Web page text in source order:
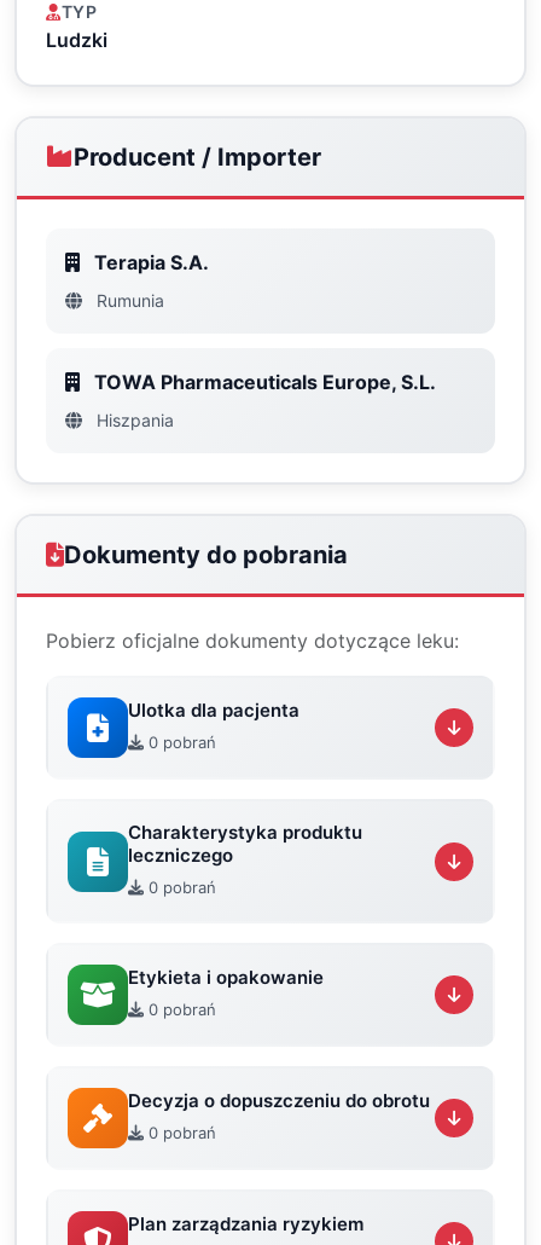
TYP
Ludzki
Producent / Importer
Terapia S.A.
Rumunia
TOWA Pharmaceuticals Europe, S.L.
Hiszpania
Dokumenty do pobrania
Pobierz oficjalne dokumenty dotyczące leku:
Ulotka dla pacjenta
0 pobrań
Charakterystyka produktu
leczniczego
0 pobrań
Etykieta i opakowanie
0 pobrań
Decyzja o dopuszczeniu do obrotu
0 pobrań
Plan zarządzania ryzykiem